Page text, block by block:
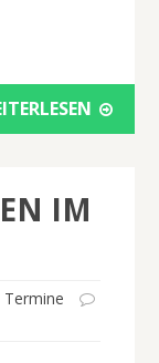
IM
Termine